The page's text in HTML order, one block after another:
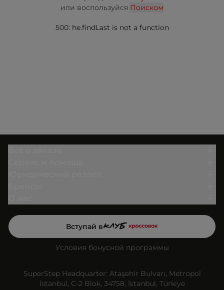
или воспользуйся Поиском
500: he.findLast is not a function
Вступай в
Условия бонусной программы
SuperStep Headquarter: Ataşehir Bulvarı, Metropol
İstanbul, C-2 Blok, 34758, İstanbul, Türkiye